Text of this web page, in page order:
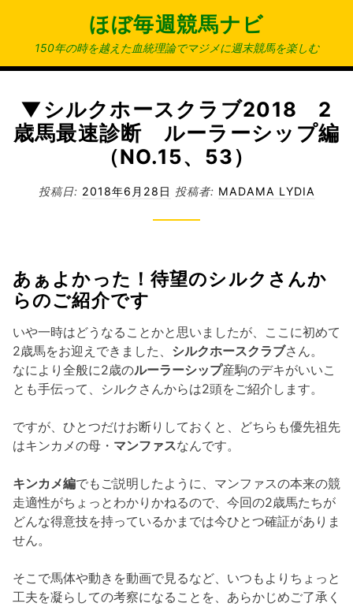
ン
ほぼ毎週競馬ナビ
150年の時を越えた血統理論でマジメに週末競馬を楽しむ
▼シルクホースクラブ2018 2
歳馬最速診断 ルーラーシップ編
（NO.15、53）
投稿日: 2018年6月28日 投稿者: MADAMA LYDIA
あぁよかった！待望のシルクさんか
らのご紹介です
いや一時はどうなることかと思いましたが、ここに初めて
2歳馬をお迎えできました、 シルクホースクラブさん。
なにより全般に2歳のルーラーシップ産駒のデキがいいこ
とも手伝って、シルクさんからは2頭をご紹介します。
ですが、ひとつだけお断りしておくと、どちらも優先祖先
はキンカメの母・ マンファスなんです。
キンカメ編でもご説明したように、マンファスの本来の競
走適性がちょっとわかりかねるので、今回の2歳馬たちが
どんな得意技を持っているかまでは今ひとつ確証がありま
せん。
そこで馬体や動きを動画で見るなど、いつもよりちょっと
工夫を凝らしての考察になることを、あらかじめご了承く